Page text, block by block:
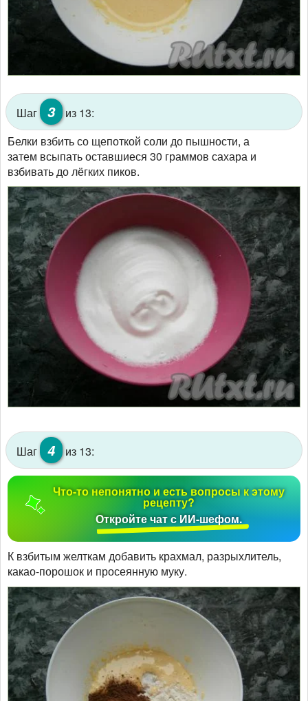
Шаг 3
из 13:
Белки взбить со щепоткой соли до пышности, а
затем всыпать оставшиеся 30 граммов сахара и
взбивать до лёгких пиков.
Шаг 4 из 13:
Что-то непонятно и есть вопросы к этому
рецепту?
Откройте чат с ИИ-шефом.
К взбитым желткам добавить крахмал, разрыхлитель,
какао-порошок и просеянную муку.